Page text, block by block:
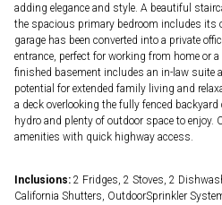
adding elegance and style. A beautiful
the spacious primary bedroom includes its
garage has been converted into a private
entrance, perfect for working from home or
finished basement includes an in-law suite
potential for extended family living and
a deck overlooking the fully fenced
hydro and plenty of outdoor space to enjoy.
amenities with quick highway access.
Inclusions: 2 Fridges, 2 Stoves, 2
California Shutters, OutdoorSprinkler